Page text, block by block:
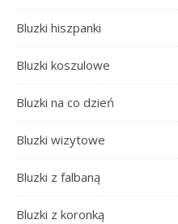
Bluzki hiszpanki
Bluzki koszulowe
Bluzki na co dzień
Bluzki wizytowe
Bluzki z falbaną
Bluzki z koronką